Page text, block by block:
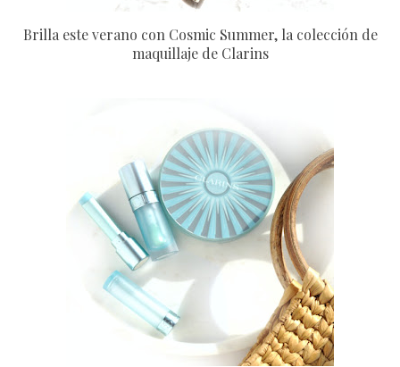
Brilla este verano con Cosmic Summer, la colección de
maquillaje de Clarins